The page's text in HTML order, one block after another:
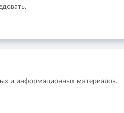
и информационных материалов.